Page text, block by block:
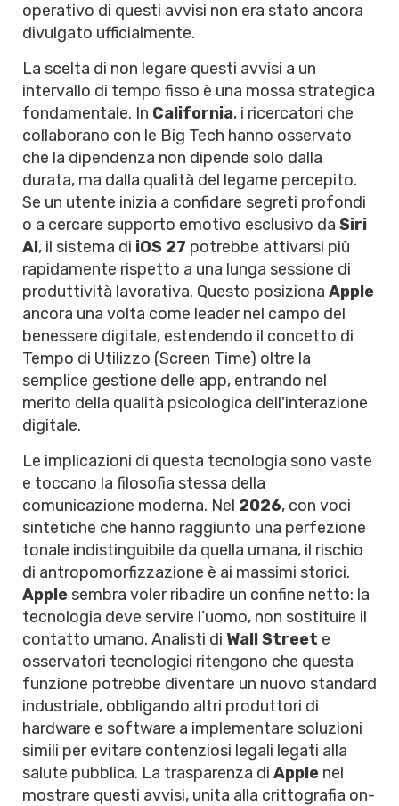
operativo di questi avvisi non era stato ancora
divulgato ufficialmente.
La scelta di non legare questi avvisi a un
intervallo di tempo fisso è una mossa strategica
fondamentale. In California, i ricercatori che
collaborano con le Big Tech hanno osservato
che la dipendenza non dipende solo dalla
durata, ma dalla qualità del legame percepito.
Se un utente inizia a confidare segreti profondi
o a cercare supporto emotivo esclusivo da Siri
AI, il sistema di iOS 27 potrebbe attivarsi più
rapidamente rispetto a una lunga sessione di
produttività lavorativa. Questo posiziona Apple
ancora una volta come leader nel campo del
benessere digitale, estendendo il concetto di
Tempo di Utilizzo (Screen Time) oltre la
semplice gestione delle app, entrando nel
merito della qualità psicologica dell'interazione
digitale.
Le implicazioni di questa tecnologia sono vaste
e toccano la filosofia stessa della
comunicazione moderna. Nel 2026, con voci
sintetiche che hanno raggiunto una perfezione
tonale indistinguibile da quella umana, il rischio
di antropomorfizzazione è ai massimi storici.
Apple sembra voler ribadire un confine netto: la
tecnologia deve servire l’uomo, non sostituire il
contatto umano. Analisti di Wall Street e
osservatori tecnologici ritengono che questa
funzione potrebbe diventare un nuovo standard
industriale, obbligando altri produttori di
hardware e software a implementare soluzioni
simili per evitare contenziosi legali legati alla
salute pubblica. La trasparenza di Apple nel
mostrare questi avvisi, unita alla crittografia on-